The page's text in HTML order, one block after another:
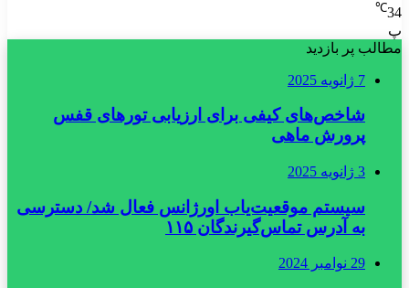
34
℃
پ
مطالب پر بازدید
7 ژانویه 2025
شاخص‌های کیفی برای ارزیابی تورهای قفس
پرورش ماهی
3 ژانویه 2025
سیستم موقعیت‌یاب اورژانس فعال شد/ دسترسی
به آدرس تماس‌گیرندگان ۱۱۵
29 نوامبر 2024